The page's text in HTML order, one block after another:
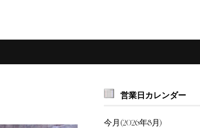
営業日カレンダー
今月(2026年8月)